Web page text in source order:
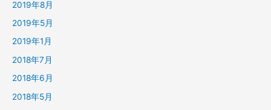
2019年8月
2019年5月
2019年1月
2018年7月
2018年6月
2018年5月